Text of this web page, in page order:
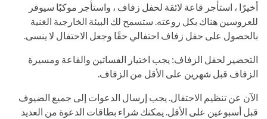
أخيرًا ، استأجر قاعة لائقة لحفل زفاف ، واستأجر موكبًا سيوفر
للعروسين هناك بكل روعته. ستسمح لك البيئة الخارجية الغنية
بالحصول على حفل زفاف احتفالي حقًا وجعل الاحتفال لا ينسى.
التحضير لحفل الزفاف: يجب اختيار الفساتين والقاعة ومسيرة
الزفاف قبل شهرين على الأقل من الزفاف.
الآن عن تنظيم الاحتفال. يجب إرسال الدعوات إلى جميع الضيوف
قبل أسبوعين على الأقل. يمكنك شراء بطاقات الدعوة من العديد